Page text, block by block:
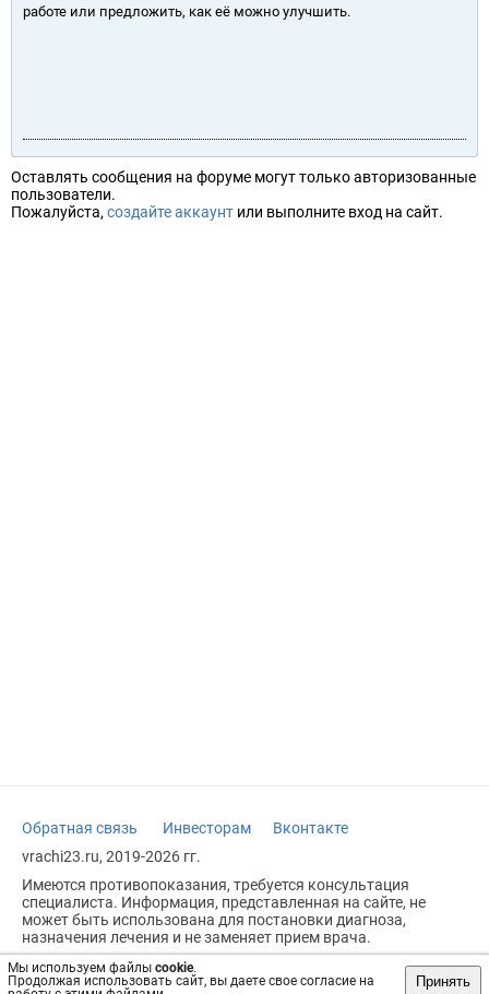
Мы используем файлы cookie.
Продолжая использовать сайт, вы даете свое согласие на
Принять
работе или предложить, как её можно улучшить.
Оставлять сообщения на форуме могут только авторизованные
пользователи.
Пожалуйста, создайте аккаунт или выполните вход на сайт.
Обратная связь Инвесторам
Вконтакте
vrachi23.ru, 2019-2026 гг.
Имеются противопоказания, требуется консультация
специалиста. Информация, представленная на сайте, не
может быть использована для постановки диагноза,
назначения лечения и не заменяет прием врача.
Возрастное ограничение: 18+